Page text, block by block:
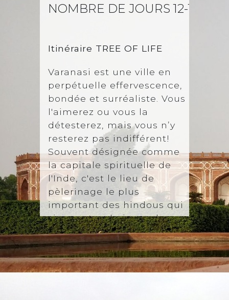
NOMBRE DE JOURS 12-12
Itinéraire TREE OF LIFE
Varanasi est une ville en
perpétuelle effervescence,
bondée et surréaliste. Vous
l'aimerez ou vous la
détesterez, mais vous n’y
resterez pas indifférent!
Souvent désignée comme
la capitale spirituelle de
l'Inde, c'est le lieu de
pèlerinage le plus
important des hindous qui
viennent se baigner dans
le fleuve sacré ou effectuer
des rites funéraires.